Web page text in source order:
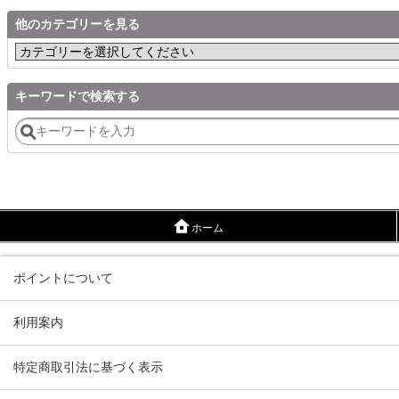
他のカテゴリーを見る
キーワードで検索する
ホーム
ポイントについて
利用案内
特定商取引法に基づく表示